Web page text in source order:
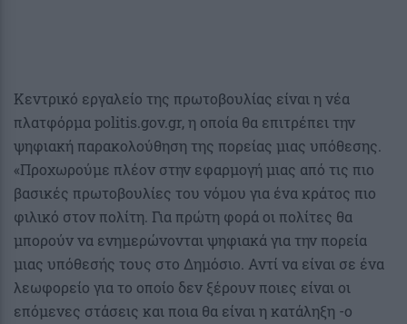
Κεντρικό εργαλείο της πρωτοβουλίας είναι η νέα
πλατφόρμα politis.gov.gr, η οποία θα επιτρέπει την
ψηφιακή παρακολούθηση της πορείας μιας υπόθεσης.
«Προχωρούμε πλέον στην εφαρμογή μιας από τις πιο
βασικές πρωτοβουλίες του νόμου για ένα κράτος πιο
φιλικό στον πολίτη. Για πρώτη φορά οι πολίτες θα
μπορούν να ενημερώνονται ψηφιακά για την πορεία
μιας υπόθεσής τους στο Δημόσιο. Αντί να είναι σε ένα
λεωφορείο για το οποίο δεν ξέρουν ποιες είναι οι
επόμενες στάσεις και ποια θα είναι η κατάληξη -ο